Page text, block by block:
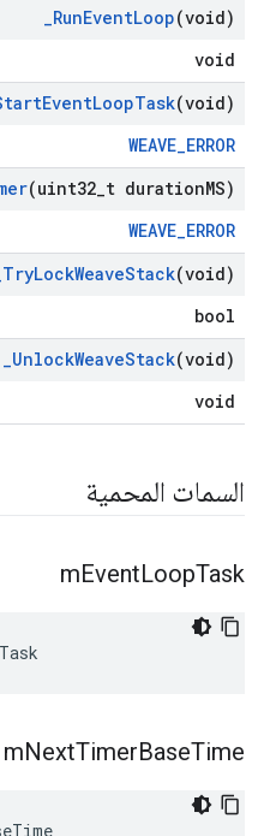
_RunEventLoop(void)
void
EventLoopTask(void)
WEAVE_ERROR
(uint32 t durationMS)
WEAVE_ERROR
TryLockWeaveStack(void)
bool
_UnlockWeaveStack(void)
void
السمات المحمية
mEventLoopTask
mNextTimerBaseTime